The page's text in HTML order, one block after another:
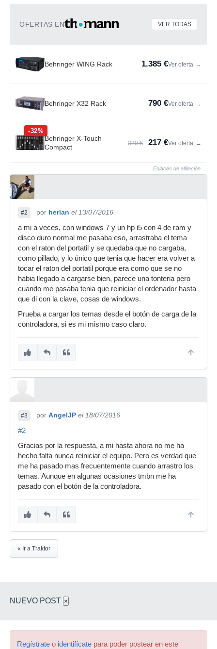
OFERTAS EN VER TODAS
Behringer WING Rack 1.385 €Ver oferta →
Behringer X32 Rack 790 €Ver oferta →
-32%
Behringer X-Touch
Compact
320 € 217 €Ver oferta →
Enlaces de afiliación
#2 por herlan el 13/07/2016
a mi a veces, con windows 7 y un hp i5 con 4 de ram y
disco duro normal me pasaba eso, arrastraba el tema
con el raton del portatil y se quedaba que no cargaba,
como pillado, y lo único que tenia que hacer era volver a
tocar el raton del portatil porque era como que se no
habia llegado a cargarse bien, parece una tonteria pero
cuando me pasaba tenia que reiniciar el ordenador hasta
que di con la clave, cosas de windows.
Prueba a cargar los temas desde el botón de carga de la
controladora, si es mi mismo caso claro.
#3 por AngelJP el 18/07/2016
#2
Gracias por la respuesta, a mi hasta ahora no me ha
hecho falta nunca reiniciar el equipo. Pero es verdad que
me ha pasado mas frecuentemente cuando arrastro los
temas. Aunque en algunas ocasiones tmbn me ha
pasado con el botón de la controladora.
« Ir a Traktor
NUEVO POST ×
Regístrate o identifícate para poder postear en este